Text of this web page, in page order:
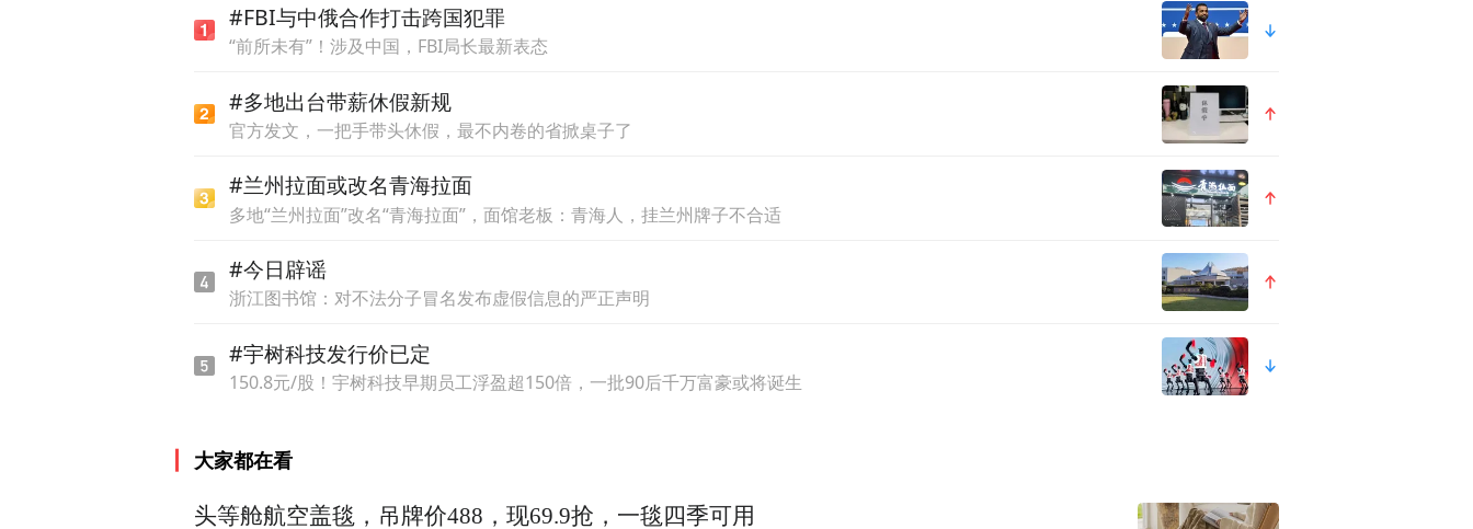
在时代浪潮中砥砺奋进的十二局人，始终以开拓者的姿态挺立潮头，他们敢为人先，直面挑战，积极响应国
家改革的步伐，开启了一场破茧成蝶的壮阔征程。
四海筑碑·山河见证
迈入新世纪，水电十二局积极推进改革转型，实施“东扩西进出国门”战略。“西部大开发”的号角吹响，十二
局人怀揣使命，西进巴蜀，承担起建设紫坪铺水利枢纽的重任。
2008年5月12日，四川省汶川县发生里氏8.0级的特大地震。距离震中仅17公里的紫坪铺大坝，承受了远超设
#FBI与中俄合作打击跨国犯罪
“前所未有”！涉及中国，FBI局长最新表态
#多地出台带薪休假新规
官方发文，一把手带头休假，最不内卷的省掀桌子了
#兰州拉面或改名青海拉面
多地“兰州拉面”改名“青海拉面”，面馆老板：青海人，挂兰州牌子不合适
#今日辟谣
浙江图书馆：对不法分子冒名发布虚假信息的严正声明
#宇树科技发行价已定
150.8元/股！宇树科技早期员工浮盈超150倍，一批90后千万富豪或将诞生
大家都在看
头等舱航空盖毯，吊牌价488，现69.9抢，一毯四季可用